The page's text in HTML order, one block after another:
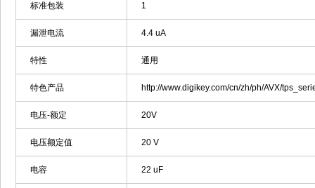
标准包装 1
漏泄电流 4.4 uA
特性 通用
特色产品 http://www.digikey.com/cn/zh/ph/AVX/
电压-额定 20V
电压额定值 20 V
电容 22 uF